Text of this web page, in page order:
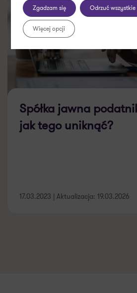
Spółka jawna
jak tego uniknąć?
17.03.2023 | Aktualizacja: 19.03.2026
Zgadzam się Odrzuć wszystkie
Więcej opcji